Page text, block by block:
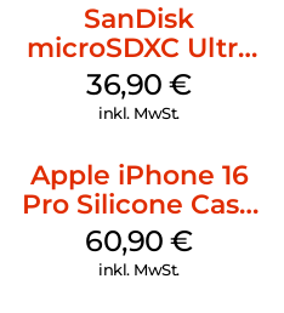
SanDisk
microSDXC Ultra
128 GB + Adapter
Mobile
36,90€
inkl. MwSt.
Apple iPhone 16
Pro Silicone Case
MagSafe Stone
Gray
60,90€
inkl. MwSt.